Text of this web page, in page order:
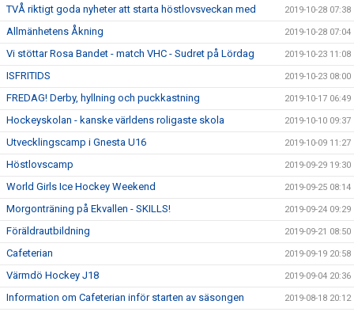
TVÅ riktigt goda nyheter att starta höstlovsveckan med 2019-10-28 07:38
Allmänhetens Åkning 2019-10-28 07:04
Vi stöttar Rosa Bandet - match VHC - Sudret på Lördag 2019-10-23 11:08
ISFRITIDS 2019-10-23 08:00
FREDAG! Derby, hyllning och puckkastning 2019-10-17 06:49
Hockeyskolan - kanske världens roligaste skola 2019-10-10 09:37
Utvecklingscamp i Gnesta U16 2019-10-09 11:27
Höstlovscamp 2019-09-29 19:30
World Girls Ice Hockey Weekend 2019-09-25 08:14
Morgonträning på Ekvallen - SKILLS! 2019-09-24 09:29
Föräldrautbildning 2019-09-21 08:50
Cafeterian 2019-09-19 20:58
Värmdö Hockey J18 2019-09-04 20:36
Information om Cafeterian inför starten av säsongen 2019-08-18 20:12